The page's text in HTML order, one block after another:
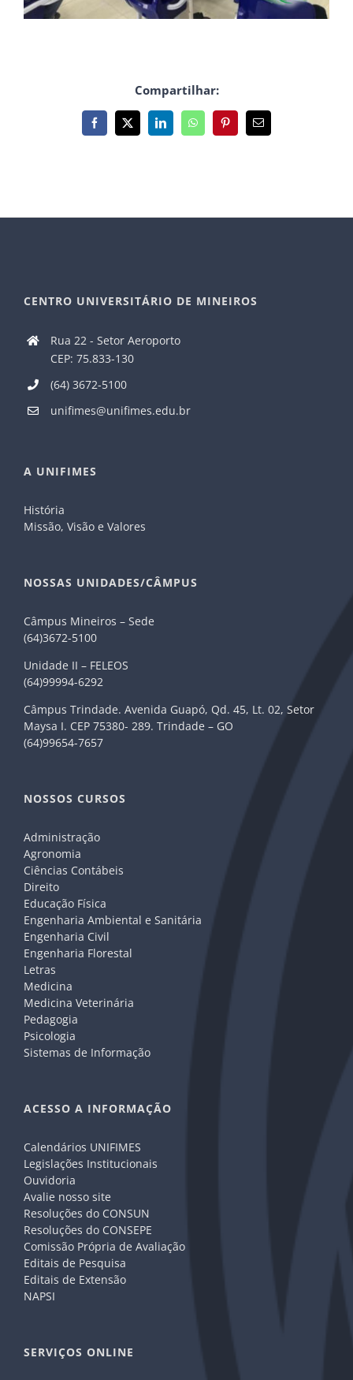
Compartilhar:
Facebook
X LinkedInWhatsAppPinterest
E-
mail
CENTRO UNIVERSITÁRIO DE MINEIROS
Rua 22 - Setor Aeroporto
CEP: 75.833-130
(64) 3672-5100
unifimes@unifimes.edu.br
A UNIFIMES
História
Missão, Visão e Valores
NOSSAS UNIDADES/CÂMPUS
Câmpus Mineiros – Sede
(64)3672-5100
Unidade II – FELEOS
(64)99994-6292
Câmpus Trindade. Avenida Guapó, Qd. 45, Lt. 02, Setor
Maysa I. CEP 75380- 289. Trindade – GO
(64)99654-7657
NOSSOS CURSOS
Administração
Agronomia
Ciências Contábeis
Direito
Educação Física
Engenharia Ambiental e Sanitária
Engenharia Civil
Engenharia Florestal
Letras
Medicina
Medicina Veterinária
Pedagogia
Psicologia
Sistemas de Informação
ACESSO A INFORMAÇÃO
Calendários UNIFIMES
Legislações Institucionais
Ouvidoria
Avalie nosso site
Resoluções do CONSUN
Resoluções do CONSEPE
Comissão Própria de Avaliação
Editais de Pesquisa
Editais de Extensão
NAPSI
SERVIÇOS ONLINE